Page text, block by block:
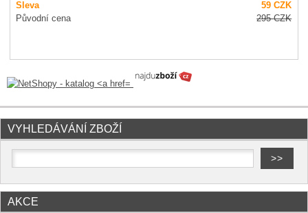
Sleva 59CZK
Původní cena
295CZK
VYHLEDÁVÁNÍ ZBOŽÍ
AKCE